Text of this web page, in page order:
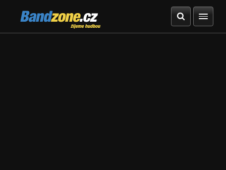
Bandzone.cz
žijeme hudbou